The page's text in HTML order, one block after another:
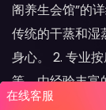
在线客服
阁养生会馆”的
传统的干蒸和湿
身心。 2. 专业
等，由经验丰富
部和身体护理，